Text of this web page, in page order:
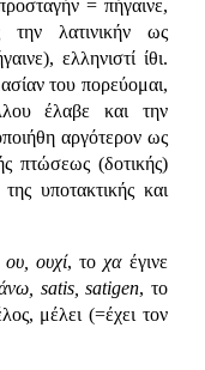
= πήγαινε,
την λατινικήν ως
ελληνιστί ίθι.
του πορεύομαι,
έλαβε και την
αργότερον ως
πτώσεως (δοτικής)
υποτακτικής και
ου, ουχί, τοχαέγινε
satis, satigen, το
μέλει (=έχει τον